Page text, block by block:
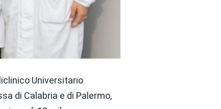
Universitario
di Calabria e di Palermo,